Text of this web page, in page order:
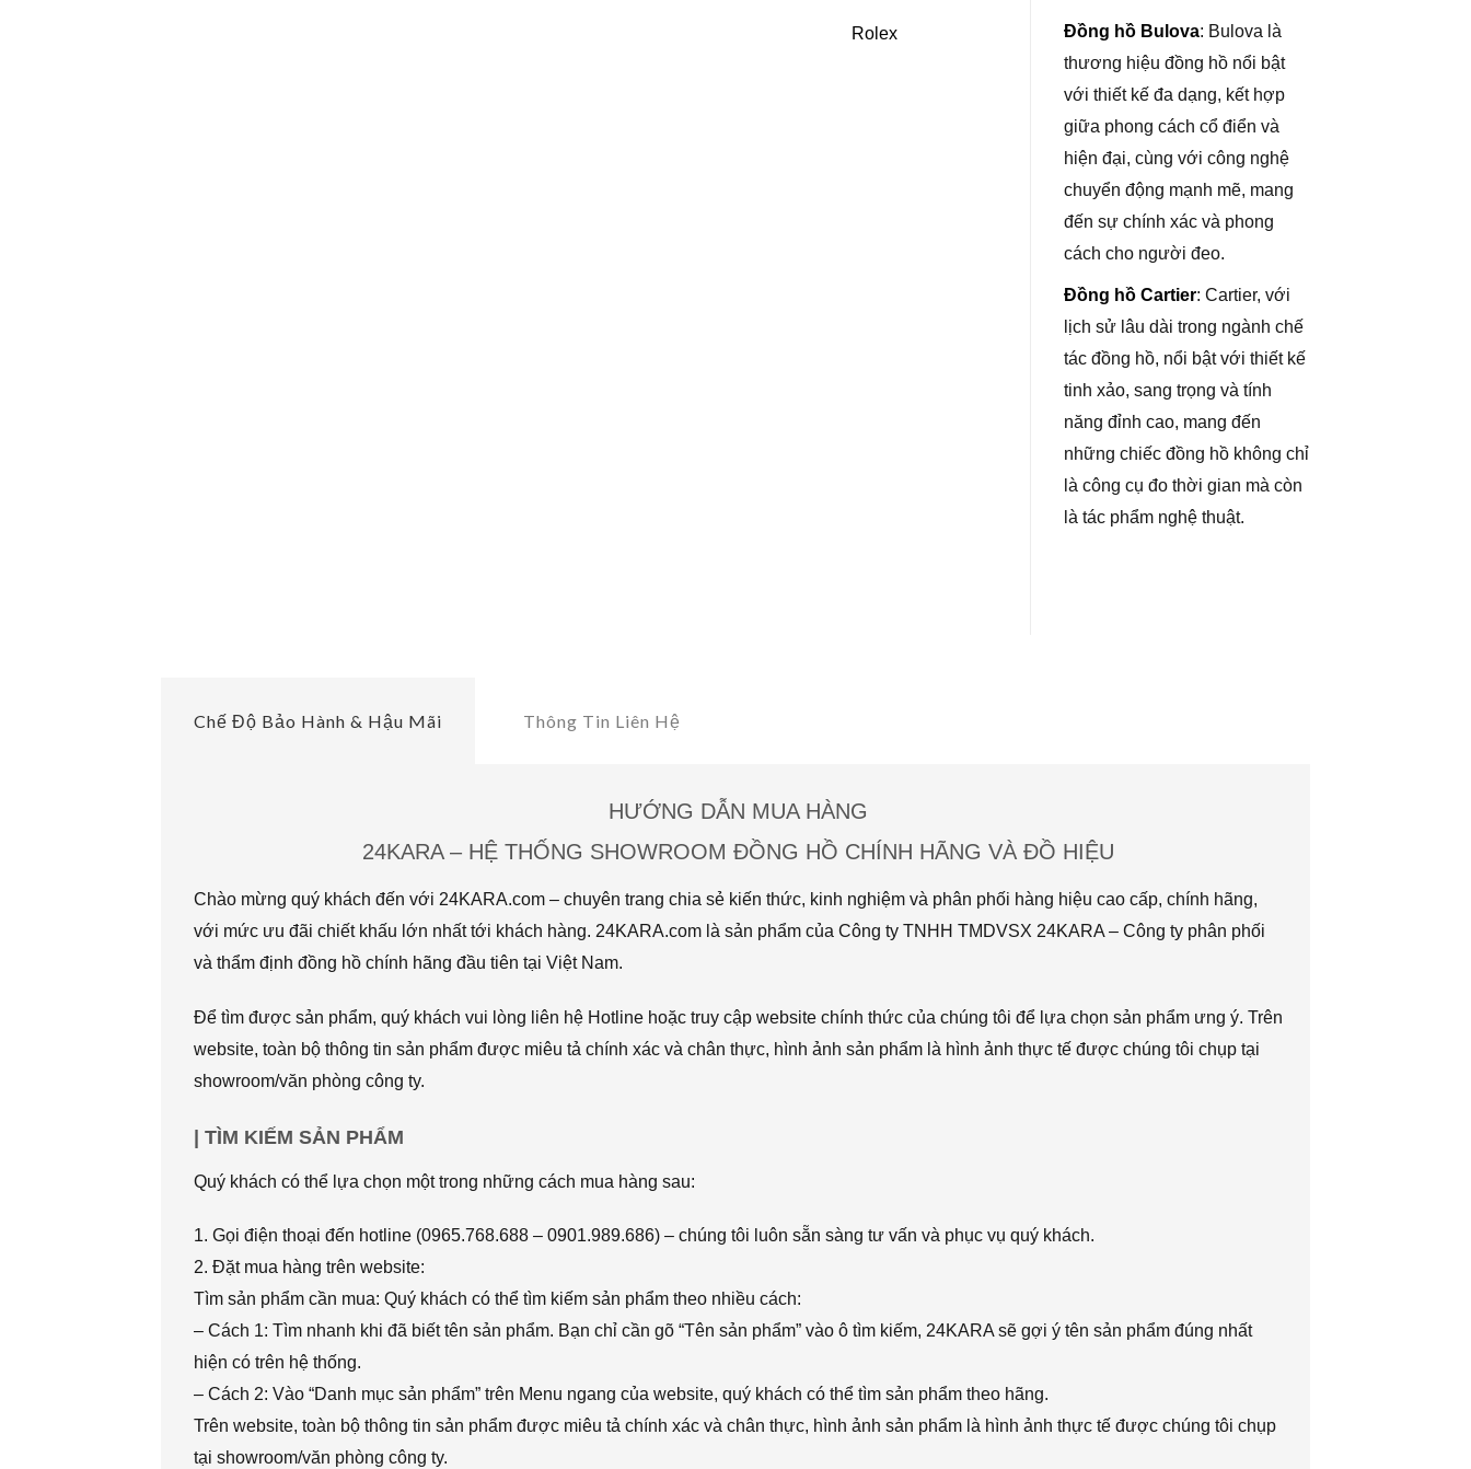
Rolex Đồng hồ Bulova: Bulova là
thương hiệu đồng hồ nổi bật
với thiết kế đa dạng, kết hợp
giữa phong cách cổ điển và
hiện đại, cùng với công nghệ
chuyển động mạnh mẽ, mang
đến sự chính xác và phong
cách cho người đeo.
Đồng hồ Cartier: Cartier, với
lịch sử lâu dài trong ngành chế
tác đồng hồ, nổi bật với thiết kế
tinh xảo, sang trọng và tính
năng đỉnh cao, mang đến
những chiếc đồng hồ không chỉ
là công cụ đo thời gian mà còn
là tác phẩm nghệ thuật.
Chế Độ Bảo Hành & Hậu Mãi Thông Tin Liên Hệ
HƯỚNG DẪN MUA HÀNG
24KARA – HỆ THỐNG SHOWROOM ĐỒNG HỒ CHÍNH HÃNG VÀ ĐỒ HIỆU
Chào mừng quý khách đến với 24KARA.com – chuyên trang chia sẻ kiến thức, kinh nghiệm và phân phối hàng hiệu cao cấp, chính hãng,
với mức ưu đãi chiết khấu lớn nhất tới khách hàng. 24KARA.com là sản phẩm của Công ty TNHH TMDVSX 24KARA – Công ty phân phối
và thẩm định đồng hồ chính hãng đầu tiên tại Việt Nam.
Để tìm được sản phẩm, quý khách vui lòng liên hệ Hotline hoặc truy cập website chính thức của chúng tôi để lựa chọn sản phẩm ưng ý. Trên
website, toàn bộ thông tin sản phẩm được miêu tả chính xác và chân thực, hình ảnh sản phẩm là hình ảnh thực tế được chúng tôi chụp tại
showroom/văn phòng công ty.
| TÌM KIẾM SẢN PHẨM
Quý khách có thể lựa chọn một trong những cách mua hàng sau:
1. Gọi điện thoại đến hotline (0965.768.688 – 0901.989.686) – chúng tôi luôn sẵn sàng tư vấn và phục vụ quý khách.
2. Đặt mua hàng trên website:
Tìm sản phẩm cần mua: Quý khách có thể tìm kiếm sản phẩm theo nhiều cách:
– Cách 1: Tìm nhanh khi đã biết tên sản phẩm. Bạn chỉ cần gõ “Tên sản phẩm” vào ô tìm kiếm, 24KARA sẽ gợi ý tên sản phẩm đúng nhất
hiện có trên hệ thống.
– Cách 2: Vào “Danh mục sản phẩm” trên Menu ngang của website, quý khách có thể tìm sản phẩm theo hãng.
Trên website, toàn bộ thông tin sản phẩm được miêu tả chính xác và chân thực, hình ảnh sản phẩm là hình ảnh thực tế được chúng tôi chụp
tại showroom/văn phòng công ty.